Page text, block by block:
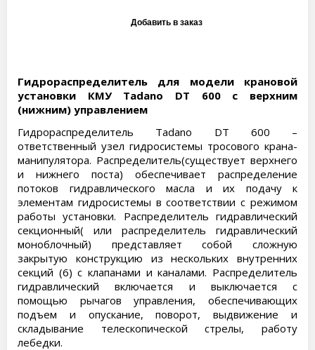
Гидрораспределитель для модели крановой
установки КМУ Tadano DT 600 с верхним
(нижним) управлением
Гидрораспределитель Tadano DT 600 –
ответственный узел гидросистемы тросового крана-
манипулятора. Распределитель(существует верхнего
и нижнего поста) обеспечивает распределение
потоков гидравлического масла и их подачу к
элементам гидросистемы в соответствии с режимом
работы установки. Распределитель гидравлический
секционный( или распределитель гидравлический
моноблочный) представляет собой сложную
закрытую конструкцию из нескольких внутренних
секций (6) с клапанами и каналами. Распределитель
гидравлический включается и выключается с
помощью рычагов управления, обеспечивающих
подъем и опускание, поворот, выдвижение и
складывание телескопической стрелы, работу
лебедки.